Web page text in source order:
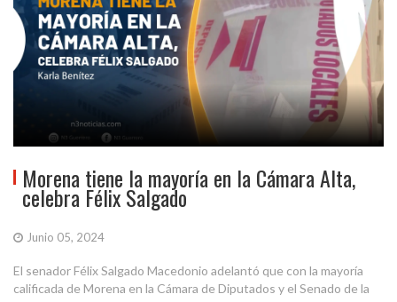
Morena tiene la mayoría en la Cámara Alta,
celebra Félix Salgado
Junio 05, 2024
El senador Félix Salgado Macedonio adelantó que con la mayoría
calificada de Morena en la Cámara de Diputados y el Senado de la